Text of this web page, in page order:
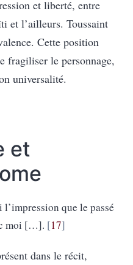
et liberté, entre
et l’ailleurs. Toussaint
Cette position
fragiliser le personnage,
universalité.
et
l’impression que le passé
moi […]. 17
dans le récit,